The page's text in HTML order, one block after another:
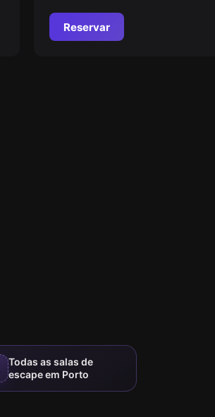
Reservar
Todas as salas de
escape em Porto